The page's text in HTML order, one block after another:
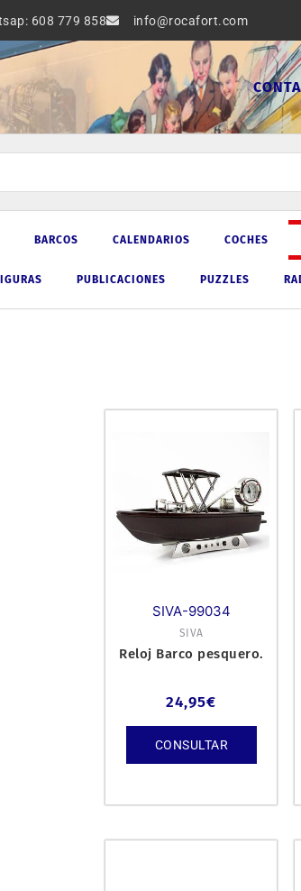
608 779 858 info@rocafort.com
BARCOS CALENDARIOS COCHES
PUBLICACIONES PUZZLES
SIVA-99034
SIVA
Reloj Barco pesquero.
24,95€
CONSULTAR